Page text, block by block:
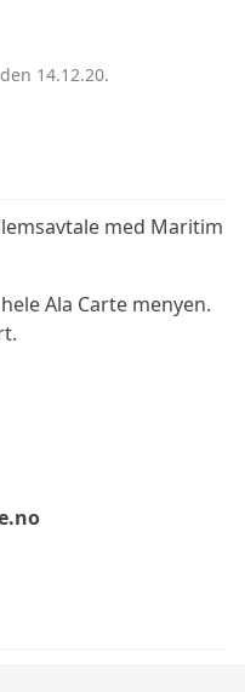
14.12.20.
med Maritim
Ala Carte menyen.